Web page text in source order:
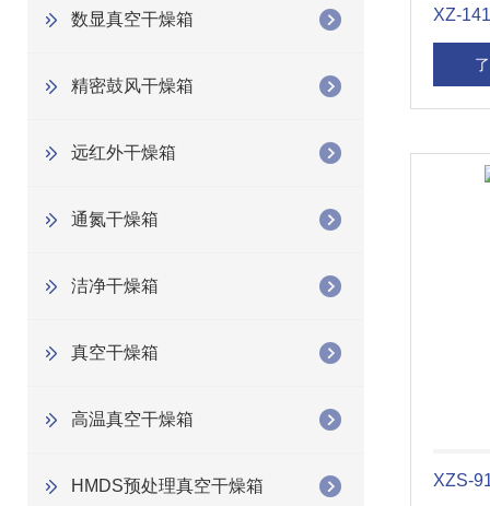
数显真空干燥箱
精密鼓风干燥箱
远红外干燥箱
通氮干燥箱
洁净干燥箱
真空干燥箱
高温真空干燥箱
HMDS预处理真空干燥箱
XZ-
XZS-